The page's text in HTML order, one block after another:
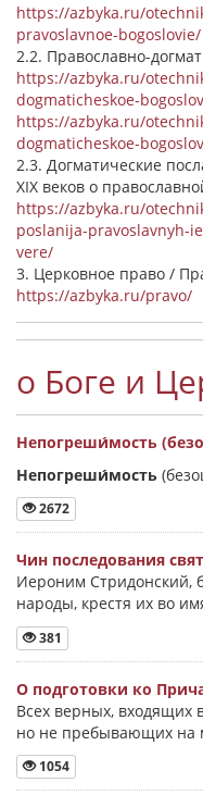
https://azbyka.ru/
pravoslavnoe-bogoslovie/
2.2. Православно-
https://azbyka.ru/
dogmaticheskoe-
https://azbyka.ru/
dogmaticheskoe-
2.3. Догматические
XIX веков о
https://azbyka.ru/
poslanija-pravoslavnyh-
vere/
3. Церковное право /
https://azbyka.ru/pravo/
о Боге и
Непогреши́мость
Непогреши́мость
2672
Чин последования
Иероним Стридонский,
народы, крестя их во
381
О подготовки ко
Всех верных,
но не пребывающих на
1054